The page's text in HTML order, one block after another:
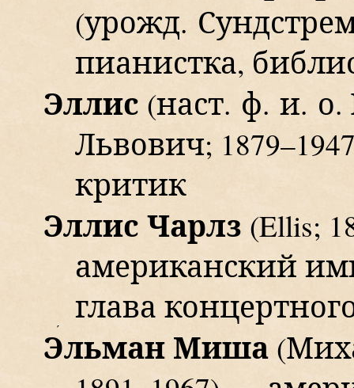
(урожд.
пианистка,
Эллис (наст. ф. и.
Львович;
критик
Эллис Чарлз (Ellis;
американский
глава
Эльман Миша